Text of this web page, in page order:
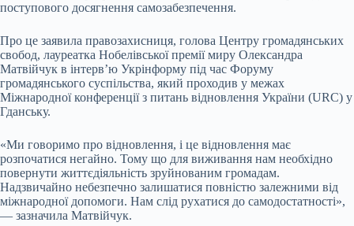
поступового досягнення самозабезпечення.
Про це заявила правозахисниця, голова Центру громадянських
свобод, лауреатка Нобелівської премії миру Олександра
Матвійчук в інтерв’ю Укрінформу під час Форуму
громадянського суспільства, який проходив у межах
Міжнародної конференції з питань відновлення України (URC) у
Гданську.
«Ми говоримо про відновлення, і це відновлення має
розпочатися негайно. Тому що для виживання нам необхідно
повернути життєдіяльність зруйнованим громадам.
Надзвичайно небезпечно залишатися повністю залежними від
міжнародної допомоги. Нам слід рухатися до самодостатності»,
— зазначила Матвійчук.